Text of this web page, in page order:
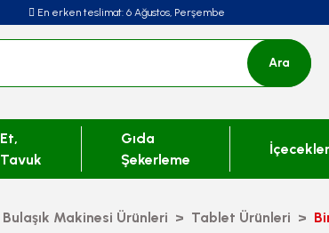
En erken teslimat: 6 Ağustos, Perşembe
Ara
Et,
Tavuk
Gıda
Şekerleme
İçecekler
Bulaşık Makinesi Ürünleri Tablet Ürünleri